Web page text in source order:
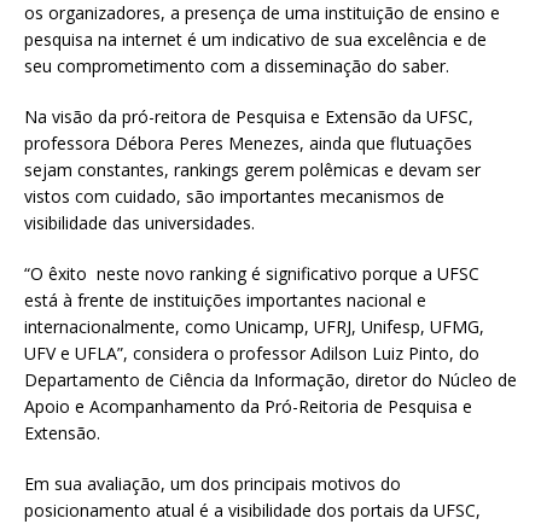
os organizadores, a presença de uma instituição de ensino e
pesquisa na internet é um indicativo de sua excelência e de
seu comprometimento com a disseminação do saber.
Na visão da pró-reitora de Pesquisa e Extensão da UFSC,
professora Débora Peres Menezes, ainda que flutuações
sejam constantes, rankings gerem polêmicas e devam ser
vistos com cuidado, são importantes mecanismos de
visibilidade das universidades.
“O êxito neste novo ranking é significativo porque a UFSC
está à frente de instituições importantes nacional e
internacionalmente, como Unicamp, UFRJ, Unifesp, UFMG,
UFV e UFLA”, considera o professor Adilson Luiz Pinto, do
Departamento de Ciência da Informação, diretor do Núcleo de
Apoio e Acompanhamento da Pró-Reitoria de Pesquisa e
Extensão.
Em sua avaliação, um dos principais motivos do
posicionamento atual é a visibilidade dos portais da UFSC,